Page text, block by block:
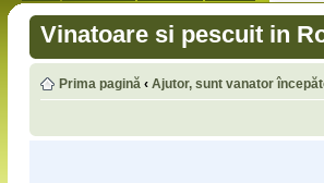
Vinatoare si pescuit in
Prima pagină ‹ Ajutor, sunt vanator